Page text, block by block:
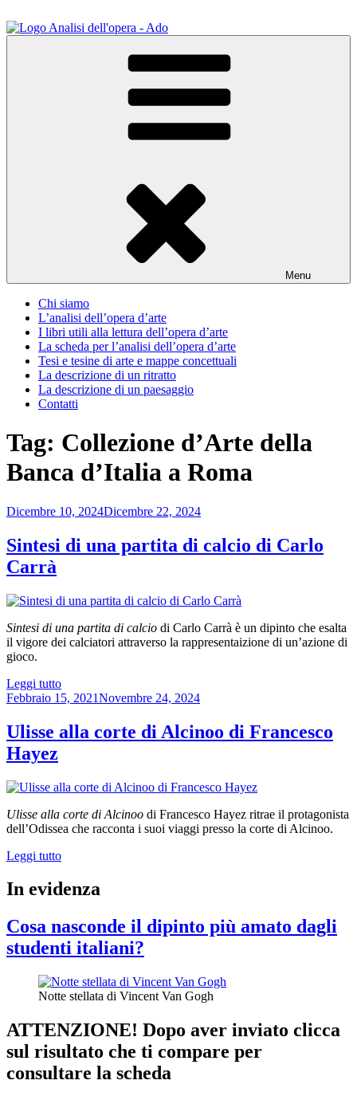
al
contenuto
Osservare le opere d'arte per capirle e imparare ad amarle
Menu
Chi siamo
L’analisi dell’opera d’arte
I libri utili alla lettura dell’opera d’arte
La scheda per l’analisi dell’opera d’arte
Tesi e tesine di arte e mappe concettuali
La descrizione di un ritratto
La descrizione di un paesaggio
Contatti
Tag: Collezione d’Arte della
Banca d’Italia a Roma
Pubblicato
Dicembre 10, 2024Dicembre 22, 2024
Sintesi di una partita di calcio di Carlo
Carrà
Sintesi di una partita di calcio di Carlo Carrà è un dipinto che esalta
il vigore dei calciatori attraverso la rappresentaizione di un’azione di
gioco.
Leggi tutto“Sintesi
di
partita
di
Carlo
Carrà”
Pubblicato
Febbraio 15, 2021Novembre 24, 2024
Ulisse alla corte di Alcinoo di Francesco
Hayez
Ulisse alla corte di Alcinoo di Francesco Hayez ritrae il protagonista
dell’Odissea che racconta i suoi viaggi presso la corte di Alcinoo.
Leggi tutto“Ulisse
corte
di
di
Francesco
Hayez”
In evidenza
Cosa nasconde il dipinto più amato dagli
studenti italiani?
Notte stellata di Vincent Van Gogh
ATTENZIONE! Dopo aver inviato clicca
sul risultato che ti compare per
consultare la scheda